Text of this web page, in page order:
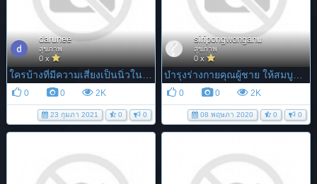
darunee
สุขภาพ
0 x
ใครบ้างที่มีความเสี่ยงเป็นนิ่วในถุงน้ำดี...
0 0 2K
23 กุมภา 2021 0 0
siripongwonganu
สุขภาพ
0 x
บำรุงร่างกายคุณผู้ชาย ให้สมบูรณ์แข็งแรงยืนยาว ต้องจินเซง...
0 0 2K
08 พฤษภา 2020 0 0